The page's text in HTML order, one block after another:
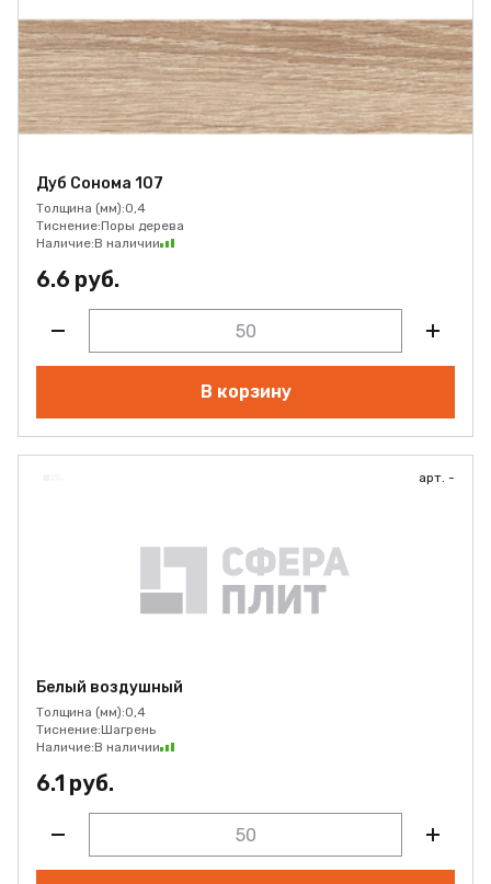
Дуб Сонома 107
Толщина (мм):0,4
Тиснение:Поры дерева
Наличие:В наличии
6.6 руб.
В корзину
арт. -
Белый воздушный
Толщина (мм):0,4
Тиснение:Шагрень
Наличие:В наличии
6.1 руб.